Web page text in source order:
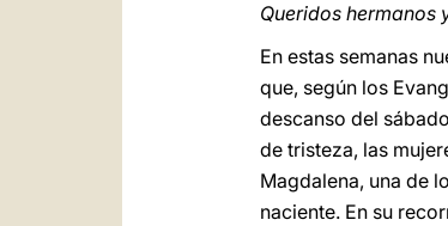
Queridos hermanos
En estas semanas
que, según los
descanso del
de tristeza, las
Magdalena, una de
naciente. En su